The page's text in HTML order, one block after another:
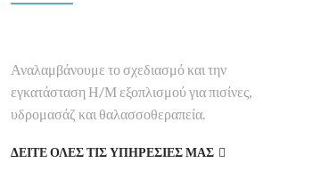
Αναλαμβάνουμε το σχεδιασμό και την
εγκατάσταση Η/Μ εξοπλισμού για πισίνες,
υδρομασάζ και θαλασσοθεραπεία.
ΔΕΙΤΕ ΟΛΕΣ ΤΙΣ ΥΠΗΡΕΣΙΕΣ ΜΑΣ